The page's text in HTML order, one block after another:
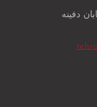
دفینه